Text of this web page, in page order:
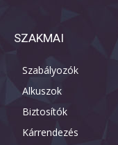
SZAKMAI
Szabályozók
Alkuszok
Biztosítók
Kárrendezés